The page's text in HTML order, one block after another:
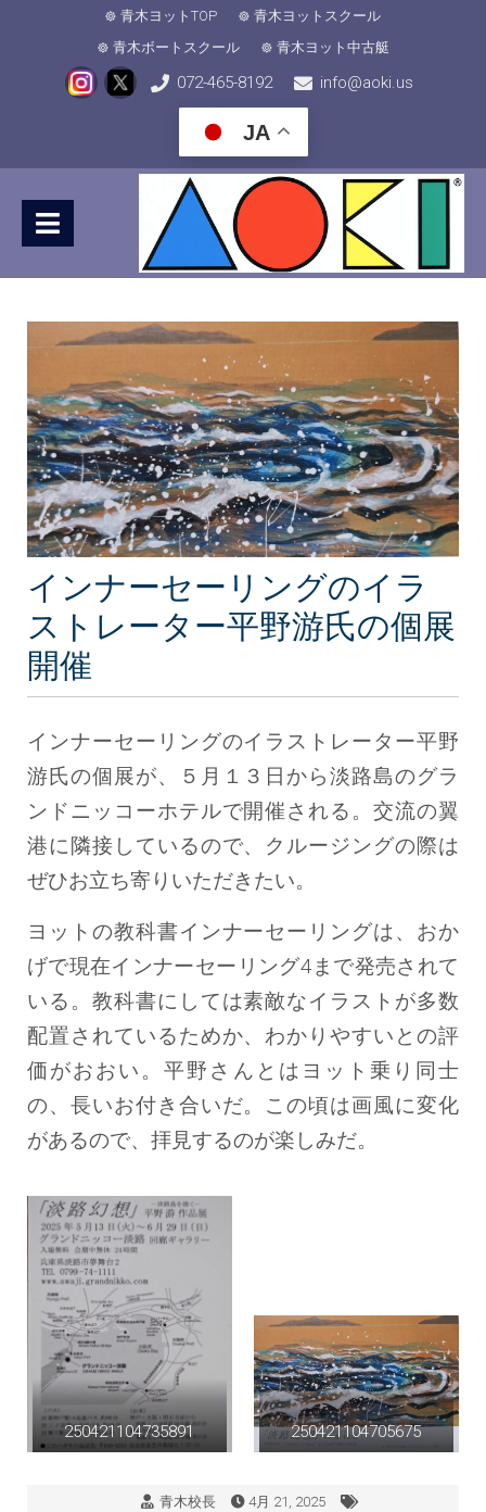
青木ヨットTOP
青木ヨットスクール
青木ボートスクール
青木ヨット中古艇
072-465-8192 info@aoki.us
JA
インナーセーリングのイラ
ストレーター平野游氏の個展
開催
インナーセーリングのイラストレーター平野
游氏の個展が、５月１３日から淡路島のグラ
ンドニッコーホテルで開催される。交流の翼
港に隣接しているので、クルージングの際は
ぜひお立ち寄りいただきたい。
ヨットの教科書インナーセーリングは、おか
げで現在インナーセーリング4まで発売されて
いる。教科書にしては素敵なイラストが多数
配置されているためか、わかりやすいとの評
価がおおい。平野さんとはヨット乗り同士
の、長いお付き合いだ。この頃は画風に変化
があるので、拝見するのが楽しみだ。
250421104735891 250421104705675
青木校長
4月 21, 2025